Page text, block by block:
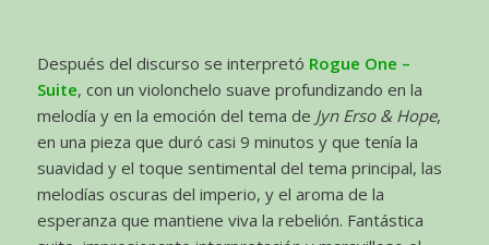
Después del discurso se interpretó Rogue One –
Suite, con un violonchelo suave profundizando en la
melodía y en la emoción del tema de Jyn Erso & Hope,
en una pieza que duró casi 9 minutos y que tenía la
suavidad y el toque sentimental del tema principal, las
melodías oscuras del imperio, y el aroma de la
esperanza que mantiene viva la rebelión. Fantástica